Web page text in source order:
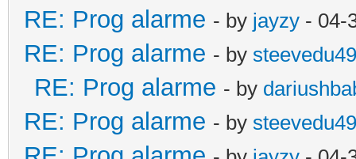
RE: Prog alarme - by jayzy - 04-
RE: Prog alarme - by steevedu49
RE: Prog alarme - by
RE: Prog alarme - by steevedu49